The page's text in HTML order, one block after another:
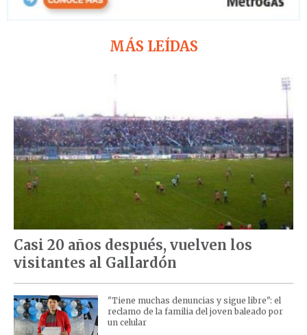
MÁS LEÍDAS
Casi 20 años después, vuelven los
visitantes al Gallardón
"Tiene muchas denuncias y sigue libre": el
reclamo de la familia del joven baleado por
un celular